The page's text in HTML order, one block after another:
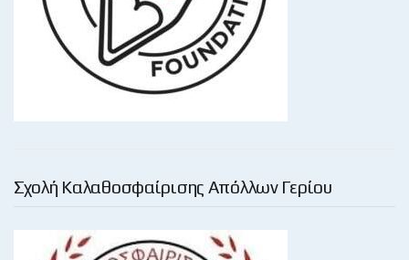
Σχολή Καλαθοσφαίρισης Απόλλων Γερίου